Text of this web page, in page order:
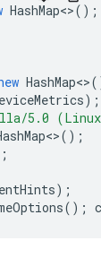
HashMap<>();
HashMap<>
);
5.0 (Linux;
<>();
);
();